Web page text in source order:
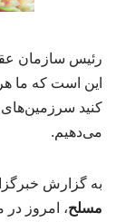
رئیس سازمان
این است که ما
کنید سرزمین‌های
می‌دهیم.
به گزارش
مسلح